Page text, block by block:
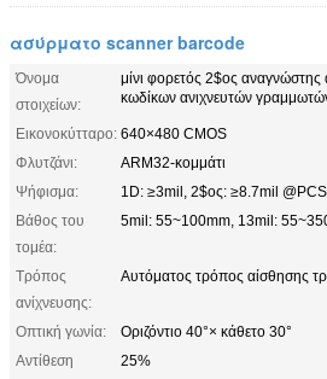
ασύρματο scanner barcode
Όνομα
στοιχείων:
μίνι φορετός 2$ος
κωδίκων ανιχνευτών
Εικονοκύτταρο: 640×480 CMOS
Φλυτζάνι:
ARM32-κομμάτι
Ψήφισμα:
1D: ≥3mil, 2$ος: ≥8.7mil
Βάθος του
τομέα:
5mil: 55~100mm, 13mil:
Τρόπος
ανίχνευσης:
Αυτόματος τρόπος αίσθησης
Οπτική γωνία:
Οριζόντιο 40°× κάθετο 30°
Αντίθεση
25%